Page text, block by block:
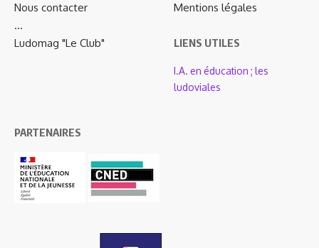
Nous contacter
…
Ludomag "Le Club"
Mentions légales
LIENS UTILES
I.A. en éducation ; les
ludoviales
PARTENAIRES